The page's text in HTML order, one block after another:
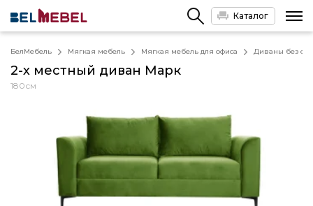
Каталог
БелМебель Мягкая мебель Мягкая мебель для офиса Диваны без
2-х местный диван Марк
180см